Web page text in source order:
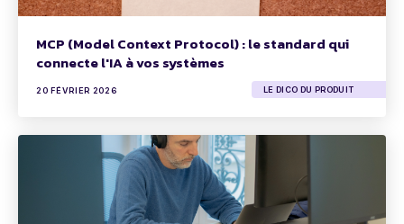
MCP (Model Context Protocol) : le standard qui
connecte l'IA à vos systèmes
20 FÉVRIER 2026 LE DICO DU PRODUIT